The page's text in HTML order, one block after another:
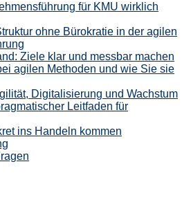
für KMU wirklich
ohne Bürokratie in der agilen
Ziele klar und messbar machen
agilen Methoden und wie Sie sie
Digitalisierung und Wachstum
Leitfaden für
ins Handeln kommen